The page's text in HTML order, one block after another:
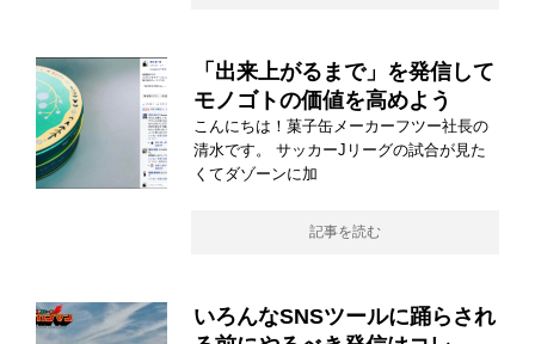
「出来上がるまで」を発信して
モノゴトの価値を高めよう
こんにちは！菓子缶メーカーフツー社長の
清水です。 サッカーJリーグの試合が見た
くてダゾーンに加
記事を読む
いろんなSNSツールに踊らされ